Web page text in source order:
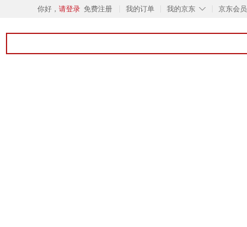
你好， 请登录 免费注册 我的订单 ◇
我的京东 京东会员